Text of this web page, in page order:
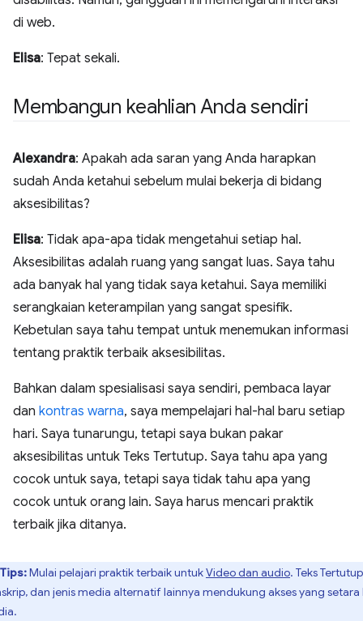
di web.
Elisa: Tepat sekali.
Membangun keahlian Anda sendiri
Alexandra: Apakah ada saran yang Anda harapkan
sudah Anda ketahui sebelum mulai bekerja di bidang
aksesibilitas?
Elisa: Tidak apa-apa tidak mengetahui setiap hal.
Aksesibilitas adalah ruang yang sangat luas. Saya tahu
ada banyak hal yang tidak saya ketahui. Saya memiliki
serangkaian keterampilan yang sangat spesifik.
Kebetulan saya tahu tempat untuk menemukan informasi
tentang praktik terbaik aksesibilitas.
Bahkan dalam spesialisasi saya sendiri, pembaca layar
dan kontras warna, saya mempelajari hal-hal baru setiap
hari. Saya tunarungu, tetapi saya bukan pakar
aksesibilitas untuk Teks Tertutup. Saya tahu apa yang
cocok untuk saya, tetapi saya tidak tahu apa yang
cocok untuk orang lain. Saya harus mencari praktik
terbaik jika ditanya.
Tips:Mulai pelajari praktik terbaik untukVideo dan audio. Teks
dan jenis media alternatif lainnya mendukung akses yang setara